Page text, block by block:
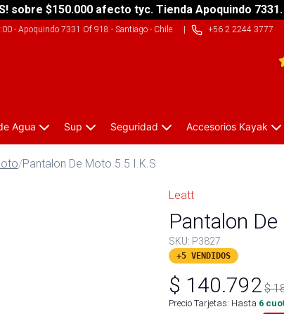
sobre $150.000 afecto tyc. Tienda Apoquindo
- Apoquindo 7331 Of 918 - Santiago - Chile| +56 2 2244 3777
Agua Sup Seguridad Accesorios Kayak
/Pantalon De Moto 5.5 I.K.S
Leatt
Pantalon
SKU: P3827
+5 VENDIDOS
$ 140.792 $
Precio Tarjetas: Hasta 6